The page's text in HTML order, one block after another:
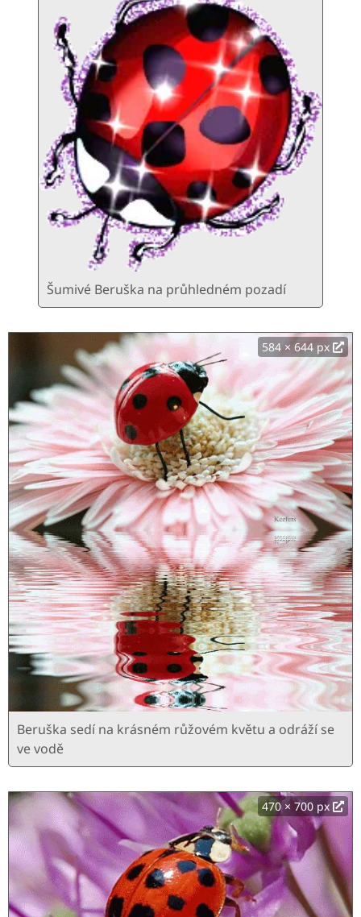
Šumivé Beruška na průhledném pozadí
584 × 644 px
Beruška sedí na krásném růžovém květu a odráží se
ve vodě
470 × 700 px